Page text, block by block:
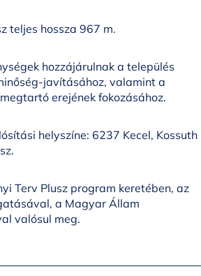
teljes hossza 967 m.
hozzájárulnak a település
javításához, valamint a
erejének fokozásához.
helyszíne: 6237 Kecel, Kossuth
Terv Plusz program keretében, az
a Magyar Állam
valósul meg.